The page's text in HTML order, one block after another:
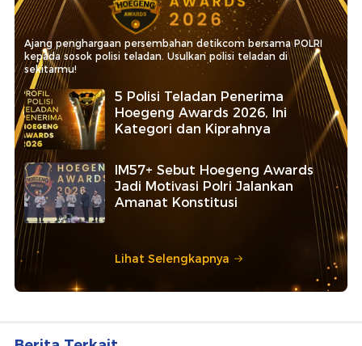
Ajang penghargaan persembahan detikcom bersama POLRI
kepada sosok polisi teladan. Usulkan polisi teladan di
sekitarmu!
5 Polisi Teladan Penerima
Hoegeng Awards 2026, Ini
Kategori dan Kiprahnya
IM57+ Sebut Hoegeng Awards
Jadi Motivasi Polri Jalankan
Amanat Konstitusi
Lihat Selengkapnya